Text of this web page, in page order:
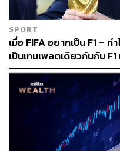
SPORT
เมื่อ FIFA อยากเป็น F1 –
เป็นเทมเพลตเดียวกันกับ F1